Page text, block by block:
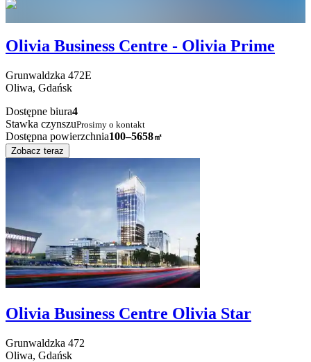
Olivia Business Centre - Olivia Prime
Grunwaldzka 472E
Oliwa, Gdańsk
Dostępne biura4
Stawka czynszuProsimy o kontakt
Dostępna powierzchnia100–5658㎡
Zobacz teraz
Olivia Business Centre Olivia Star
Grunwaldzka 472
Oliwa, Gdańsk